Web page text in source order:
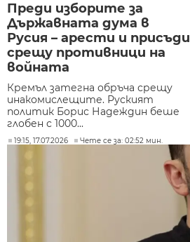
Преди изборите за
Държавната дума в
Русия – арести и присъди
срещу противници на
войната
Кремъл затегна обръча срещу
инакомислещите. Руският
политик Борис Надеждин беше
глобен с 1000...
19:15, 17.07.2026 Чете се за: 02:52 мин.